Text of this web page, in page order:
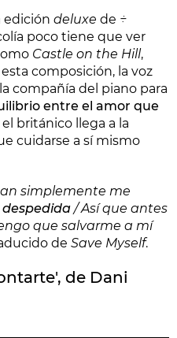
edición deluxe de ÷
poco tiene que ver
Castle on the Hill,
esta composición, la voz
compañía del piano para
entre el amor que
el británico llega a la
cuidarse a sí mismo
simplemente me
despedida/ Así que antes
que salvarme a mí
de Save Myself.
de Dani